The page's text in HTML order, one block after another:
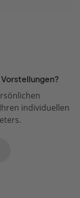
individuellen